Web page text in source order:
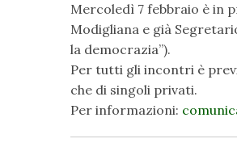
Mercoledì 7 febbraio è in
Modigliana e già
la democrazia”).
Per tutti gli incontri è
che di singoli privati.
Per informazioni: